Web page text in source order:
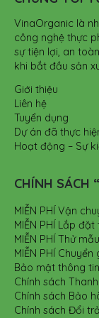
VinaOrganic là
công nghệ thực
sự tiện lợi, an
khi bắt đầu sản
Giới thiệu
Liên hệ
Tuyển dụng
Dự án đã thực
Hoạt động – Sự
CHÍNH SÁCH
MIỄN PHÍ Vận
MIỄN PHÍ Lắp đặt
MIỄN PHÍ Thử
MIỄN PHÍ
Bảo mật thông tin
Chính sách
Chính sách Bảo
Chính sách Đổi trả